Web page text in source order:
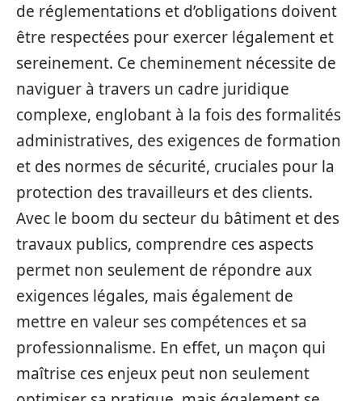
de réglementations et d’obligations doivent
être respectées pour exercer légalement et
sereinement. Ce cheminement nécessite de
naviguer à travers un cadre juridique
complexe, englobant à la fois des formalités
administratives, des exigences de formation
et des normes de sécurité, cruciales pour la
protection des travailleurs et des clients.
Avec le boom du secteur du bâtiment et des
travaux publics, comprendre ces aspects
permet non seulement de répondre aux
exigences légales, mais également de
mettre en valeur ses compétences et sa
professionnalisme. En effet, un maçon qui
maîtrise ces enjeux peut non seulement